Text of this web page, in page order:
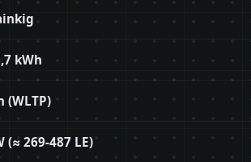
kWh
(WLTP)
(≈ 269-487 LE)